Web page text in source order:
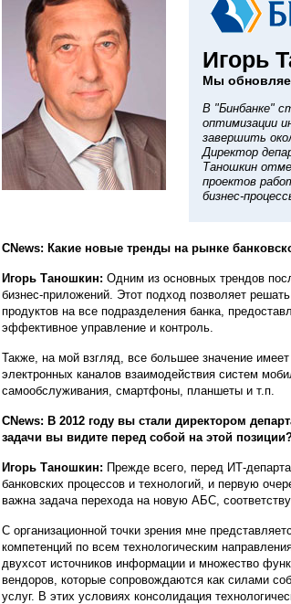
Игорь
Мы
В "Бинбанке"
оптимизации
завершить
Директор
Таношкин
проектов
бизнес-
СNews: Какие новые тренды на рынке
Игорь Таношкин: Одним из основных трендов
бизнес-приложений. Этот подход позволяет
продуктов на все подразделения банка,
эффективное управление и контроль.
Также, на мой взгляд, все большее значение
электронных каналов взаимодействия систем
самообслуживания, смартфоны, планшеты и т.п.
СNews: В 2012 году вы стали директором
задачи вы видите перед собой на этой
Игорь Таношкин: Прежде всего, перед ИТ-
банковских процессов и технологий, и первую
важна задача перехода на новую АБС,
С организационной точки зрения мне
компетенций по всем технологическим
двухсот источников информации и множество
вендоров, которые сопровождаются как силами
услуг. В этих условиях консолидация